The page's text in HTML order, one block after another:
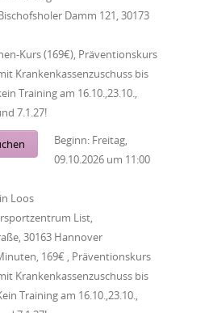
Damm 121, 30173
Kurs (169€), Präventionskurs
Krankenkassenzuschuss bis
Training am 16.10.,23.10.,
7.1.27!
Beginn: Freitag,
09.10.2026 um 11:00
Loos
List,
30163 Hannover
169€ , Präventionskurs
Krankenkassenzuschuss bis
Training am 16.10.,23.10.,